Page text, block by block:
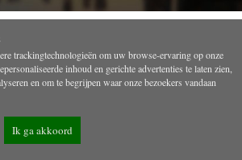
trackingtechnologieën om uw browse-ervaring op onze
inhoud en gerichte advertenties te laten zien,
en om te begrijpen waar onze bezoekers vandaan
Ik ga akkoord